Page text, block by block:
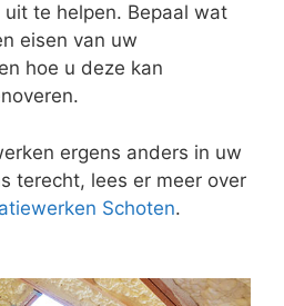
te helpen. Bepaal wat
eisen van uw
hoe u deze kan
ergens anders in uw
terecht, lees er meer over
Schoten.